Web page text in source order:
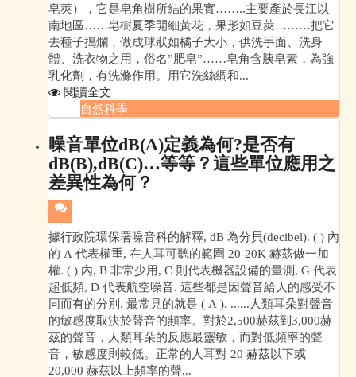
皂莢），它是皂角樹所結的果實……..主要產於長江以
南地區……皂樹夏季開細黃花，果形如豆莢………把它
去種子搗爛，做成球狀如橘子大小，供洗手面、洗身
體、洗衣物之用，俗名”肥皂”……皂角含胰皂素，為強
乳化劑，有洗滌作用。用它洗絲綢和...
閱讀全文
自然科學
噪音單位dB(A)定義為何?是否有
dB(B),dB(C)…等等？這些單位應用之
差異性為何？
據行政院環保署噪音科的解釋, dB 為分貝(decibel). ( ) 內
的 A 代表權重, 在人耳可聽的範圍 20-20K 赫茲做一加
權. ( ) 內, B 非常少用, C 則代表機器設備的量測, G 代表
超低頻, D 代表航空噪音. 這些都是因聲音給人的感受不
同而有的分別. 最常見的就是 ( A ). ......人類耳朵對聲音
的敏感度取決於聲音的頻率。對於2,500赫茲到3,000赫
茲的聲音，人類耳朵的反應最靈敏，而對低頻率的聲
音，敏感度則較低。正常的人耳對 20 赫茲以下或
20,000 赫茲以上頻率的聲...